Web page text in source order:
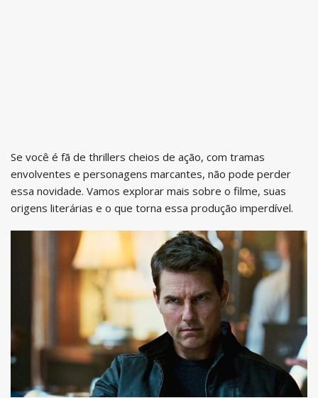
Se você é fã de thrillers cheios de ação, com tramas
envolventes e personagens marcantes, não pode perder
essa novidade. Vamos explorar mais sobre o filme, suas
origens literárias e o que torna essa produção imperdível.